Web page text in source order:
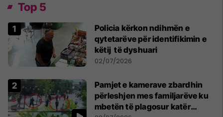
Top 5
Policia kërkon ndihmën e
qytetarëve për identifikimin e
këtij të dyshuari
02/07/2026
Pamjet e kamerave zbardhin
përleshjen mes familjarëve ku
mbetën të plagosur katër